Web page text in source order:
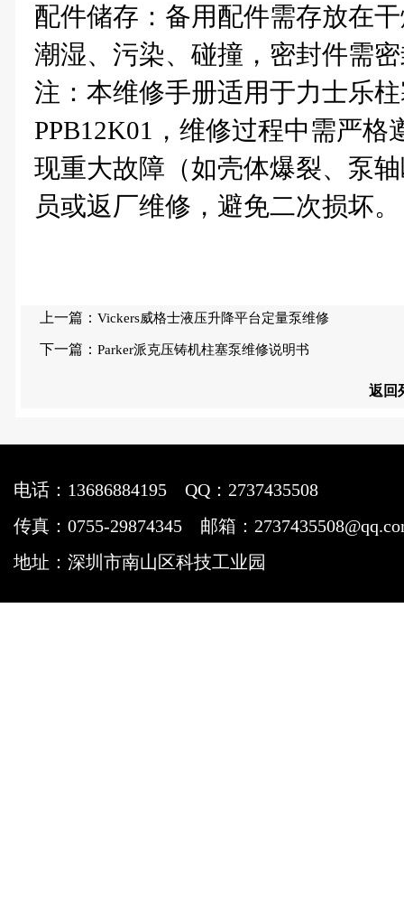
配件储存：备用配件需存放在
潮湿、污染、碰撞，密封件需
注：本维修手册适用于力士乐
PPB12K01，维修过程中需严
现重大故障（如壳体爆裂、泵
员或返厂维修，避免二次损坏。
上一篇： Vickers威格士液压升降平台定量泵维修
下一篇： Parker派克压铸机柱塞泵维修说明书
返回
电话：13686884195
QQ：2737435508
传真：0755-29874345
邮箱：
地址：深圳市南山区科技工业园